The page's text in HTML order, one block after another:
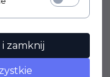
OPAKOWANIA
i zamknij